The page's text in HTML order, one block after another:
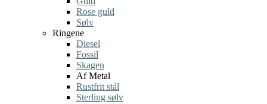
Rose guld
Sølv
Ringene
Diesel
Fossil
Skagen
Af Metal
Rustfrit stål
Sterling sølv